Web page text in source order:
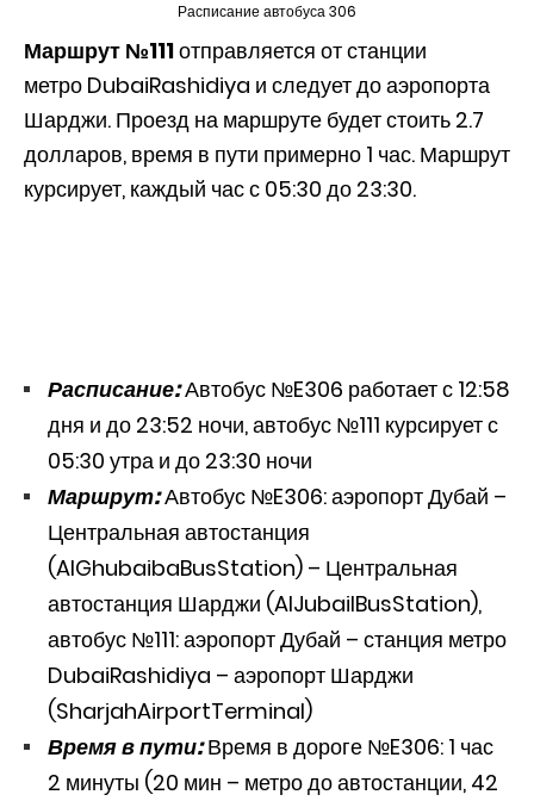
Расписание автобуса 306
Маршрут №111отправляется от станции
метро DubaiRashidiya и следует до аэропорта
Шарджи. Проезд на маршруте будет стоить 2.7
долларов, время в пути примерно 1 час. Маршрут
курсирует, каждый час с 05:30 до 23:30.
Расписание:Автобус №E306 работает с 12:58
дня и до 23:52 ночи, автобус №111 курсирует с
05:30 утра и до 23:30 ночи
Маршрут:Автобус №E306: аэропорт Дубай –
Центральная автостанция
(AlGhubaibaBusStation) – Центральная
автостанция Шарджи (AlJubailBusStation),
автобус №111: аэропорт Дубай – станция метро
DubaiRashidiya – аэропорт Шарджи
(SharjahAirportTerminal)
Время в пути:Время в дороге №E306: 1 час
2 минуты (20 мин – метро до автостанции, 42